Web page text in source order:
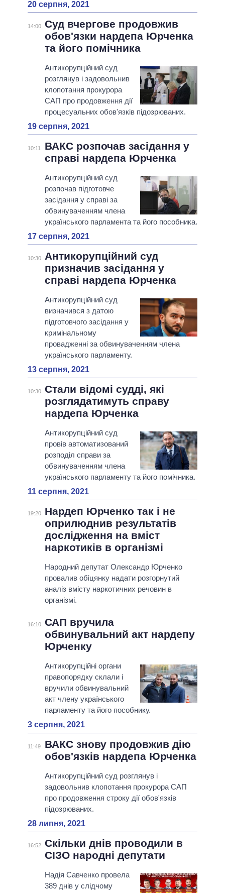
20 серпня, 2021
14:00 Суд вчергове продовжив
обов'язки нардепа Юрченка
та його помічника
Антикорупційний суд
розглянув і задовольнив
клопотання прокурора
САП про продовження дії
процесуальних обов'язків підозрюваних.
19 серпня, 2021
10:11
ВАКС розпочав засідання у
справі нардепа Юрченка
Антикорупційний суд
розпочав підготовче
засідання у справі за
обвинуваченням члена
українського парламента та його пособника.
17 серпня, 2021
10:30
Антикорупційний суд
призначив засідання у
справі нардепа Юрченка
Антикорупційний суд
визначився з датою
підготовчого засідання у
кримінальному
провадженні за обвинуваченням члена
українського парламенту.
13 серпня, 2021
10:30 Стали відомі судді, які
розглядатимуть справу
нардепа Юрченка
Антикорупційний суд
провів автоматизований
розподіл справи за
обвинуваченням члена
українського парламенту та його помічника.
11 серпня, 2021
19:20
Нардеп Юрченко так і не
оприлюднив результатів
дослідження на вміст
наркотиків в організмі
Народний депутат Олександр Юрченко
провалив обіцянку надати розгорнутий
аналіз вмісту наркотичних речовин в
організмі.
16:10 САП вручила
обвинувальний акт нардепу
Юрченку
Антикорупційні органи
правопорядку склали і
вручили обвинувальний
акт члену українського
парламенту та його пособнику.
3 серпня, 2021
11:49
ВАКС знову продовжив дію
обов'язків нардепа Юрченка
Антикорупційний суд розглянув і
задовольнив клопотання прокурора САП
про продовження строку дії обов'язків
підозрюваних.
28 липня, 2021
16:52 Скільки днів проводили в
СІЗО народні депутати
Надія Савченко провела
389 днів у слідчому